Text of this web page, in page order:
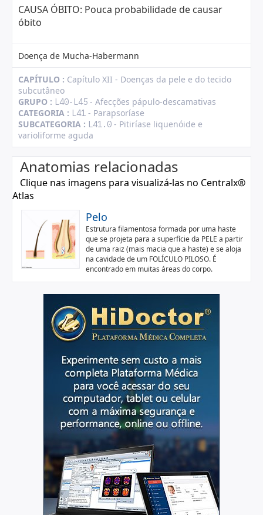
CAUSA ÓBITO: Pouca probabilidade de causar
óbito
Doença de Mucha-Habermann
CAPÍTULO : Capítulo XII - Doenças da pele e do tecido
subcutâneo
GRUPO : L40-L45 - Afecções pápulo-descamativas
CATEGORIA : L41 - Parapsoríase
SUBCATEGORIA : L41.0 - Pitiríase liquenóide e
varioliforme aguda
Anatomias relacionadas
Clique nas imagens para visualizá-las no Centralx®
Atlas
Pelo
Estrutura filamentosa formada por uma haste
que se projeta para a superfície da PELE a partir
de uma raiz (mais macia que a haste) e se aloja
na cavidade de um FOLÍCULO PILOSO. É
encontrado em muitas áreas do corpo.